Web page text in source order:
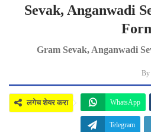
Sevak, Anganwadi
Gram Sevak, Anganwadi
By
लगेच शेयर करा WhatsApp
Telegram